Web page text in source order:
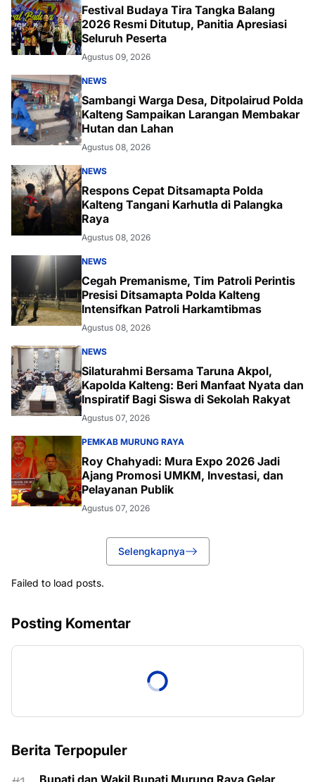
Festival Budaya Tira Tangka Balang
2026 Resmi Ditutup, Panitia Apresiasi
Seluruh Peserta
Agustus 09, 2026
NEWS
Sambangi Warga Desa, Ditpolairud Polda
Kalteng Sampaikan Larangan Membakar
Hutan dan Lahan
Agustus 08, 2026
NEWS
Respons Cepat Ditsamapta Polda
Kalteng Tangani Karhutla di Palangka
Raya
Agustus 08, 2026
NEWS
Cegah Premanisme, Tim Patroli Perintis
Presisi Ditsamapta Polda Kalteng
Intensifkan Patroli Harkamtibmas
Agustus 08, 2026
NEWS
Silaturahmi Bersama Taruna Akpol,
Kapolda Kalteng: Beri Manfaat Nyata dan
Inspiratif Bagi Siswa di Sekolah Rakyat
Agustus 07, 2026
PEMKAB MURUNG RAYA
Roy Chahyadi: Mura Expo 2026 Jadi
Ajang Promosi UMKM, Investasi, dan
Pelayanan Publik
Agustus 07, 2026
Selengkapnya
Failed to load posts.
Posting Komentar
Berita Terpopuler